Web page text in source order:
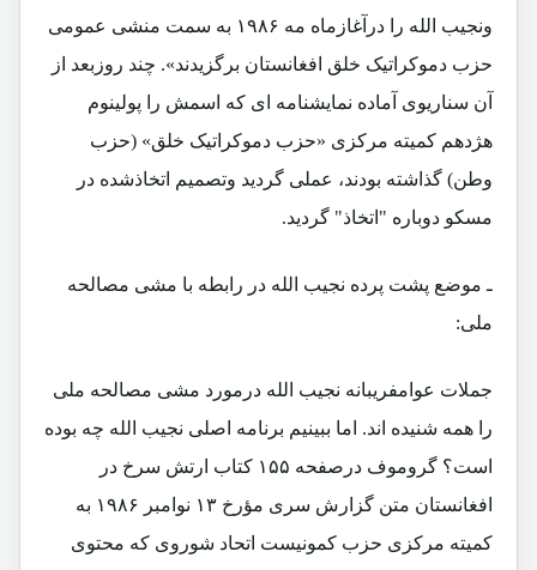
ونجیب الله را درآغازماه مه ۱۹۸۶ به سمت منشی عمومی
حزب دموکراتیک خلق افغانستان برگزیدند». چند روزبعد از
آن سناریوی آماده نمایشنامه ای که اسمش را پولینوم
هژدهم کمیته مرکزی «حزب دموکراتیک خلق» (حزب
وطن) گذاشته بودند، عملی گردید وتصمیم اتخاذشده در
مسکو دوباره "اتخاذ" گردید.
ـ موضع پشت پرده نجیب الله در رابطه با مشی مصالحه
ملی:
جملات عوامفریبانه نجیب الله درمورد مشی مصالحه ملی
را همه شنیده اند. اما ببینیم برنامه اصلی نجیب الله چه بوده
است؟ گروموف درصفحه ۱۵۵ کتاب ارتش سرخ در
افغانستان متن گزارش سری مؤرخ ۱۳ نوامبر ۱۹۸۶ به
کمیته مرکزی حزب کمونیست اتحاد شوروی که محتوی